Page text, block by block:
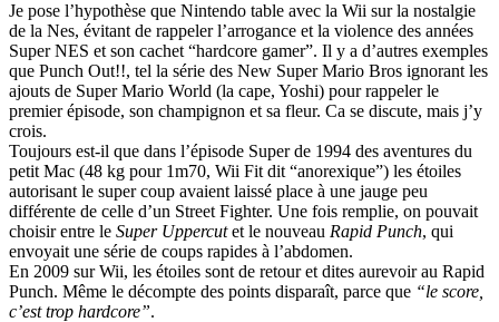
Je pose l’hypothèse que Nintendo table avec la Wii sur la nostalgie
de la Nes, évitant de rappeler l’arrogance et la violence des années
Super NES et son cachet “hardcore gamer”. Il y a d’autres exemples
que Punch Out!!, tel la série des New Super Mario Bros ignorant les
ajouts de Super Mario World (la cape, Yoshi) pour rappeler le
premier épisode, son champignon et sa fleur. Ca se discute, mais j’y
crois.
Toujours est-il que dans l’épisode Super de 1994 des aventures du
petit Mac (48 kg pour 1m70, Wii Fit dit “anorexique”) les étoiles
autorisant le super coup avaient laissé place à une jauge peu
différente de celle d’un Street Fighter. Une fois remplie, on pouvait
choisir entre le Super Uppercutet le nouveau Rapid Punch, qui
envoyait une série de coups rapides à l’abdomen.
En 2009 sur Wii, les étoiles sont de retour et dites aurevoir au Rapid
Punch. Même le décompte des points disparaît, parce que “le score,
c’est trop hardcore”.